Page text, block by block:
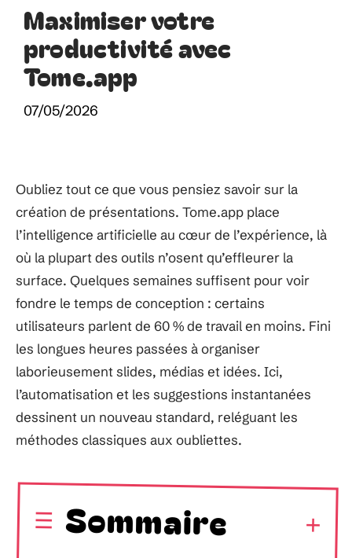
Maximiser votre
productivité avec
Tome.app
07/05/2026
Oubliez tout ce que vous pensiez savoir sur la
création de présentations. Tome.app place
l’intelligence artificielle au cœur de l’expérience, là
où la plupart des outils n’osent qu’effleurer la
surface. Quelques semaines suffisent pour voir
fondre le temps de conception : certains
utilisateurs parlent de 60 % de travail en moins. Fini
les longues heures passées à organiser
laborieusement slides, médias et idées. Ici,
l’automatisation et les suggestions instantanées
dessinent un nouveau standard, reléguant les
méthodes classiques aux oubliettes.
Sommaire